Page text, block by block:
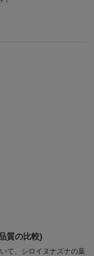
質の比較)
て、シロイヌナズナの葉